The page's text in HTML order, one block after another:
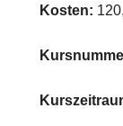
Kosten: